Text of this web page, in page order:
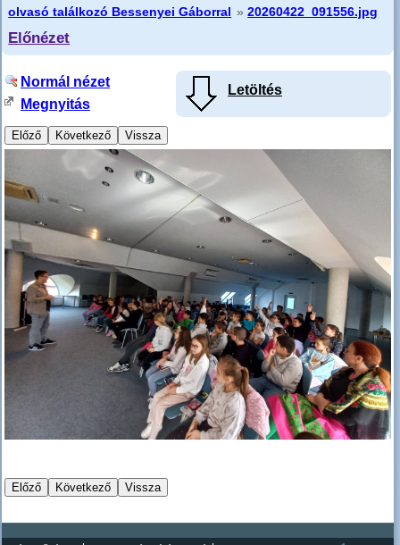
olvasó találkozó Bessenyei Gáborral »20260422_091556.jpg
Előnézet
Letöltés
Normál nézet
Megnyitás